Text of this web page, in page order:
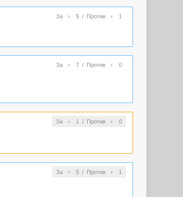
За 5/ Против 1
За 7/ Против 0
За 1 / Против 0
За 5/ Против 1